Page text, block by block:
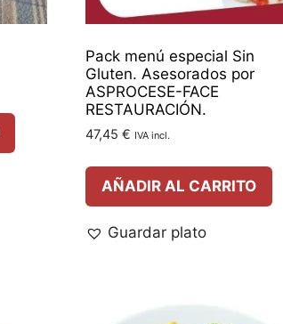
Pack menú especial Sin
Gluten. Asesorados por
ASPROCESE-FACE
RESTAURACIÓN.
47,45 € IVA incl.
AÑADIR AL CARRITO
Guardar plato